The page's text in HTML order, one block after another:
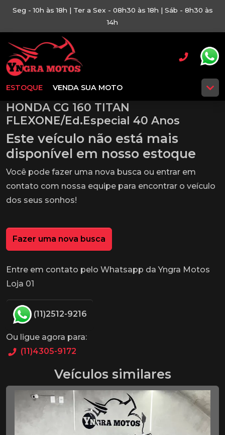
Seg - 10h às 18h | Ter a Sex - 08h30 às 18h | Sáb - 8h30 às
14h
ESTOQUE VENDA SUA MOTO
HONDA CG 160 TITAN
FLEXONE/Ed.Especial 40 Anos
Este veículo não está mais
disponível em nosso estoque
Você pode fazer uma nova busca ou entrar em
contato com nossa equipe para encontrar o veículo
dos seus sonhos!
Fazer uma nova busca
Entre em contato pelo Whatsapp da Yngra Motos
Loja 01
(11)2512-9216
Ou ligue agora para:
(11)4305-9172
Veículos similares